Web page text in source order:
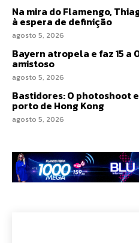
Na mira do Flamengo,
à espera de definição
agosto 5, 2026
Bayern atropela e faz 15 a
amistoso
agosto 5, 2026
Bastidores: O photoshoot
porto de Hong Kong
agosto 5, 2026